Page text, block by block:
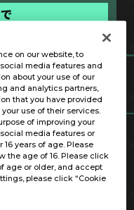
酬
個数
1
ット
on our website, to
media features and
about your use of our
and analytics partners,
that you have provided
use of their services.
of improving your
media features or
years of age. Please
the age of 16. Please click
age or older, and accept
please click “Cookie